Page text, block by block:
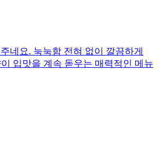
네요. 눅눅함 전혀 없이 깔끔하게
입맛을 계속 돋우는 매력적인 메뉴